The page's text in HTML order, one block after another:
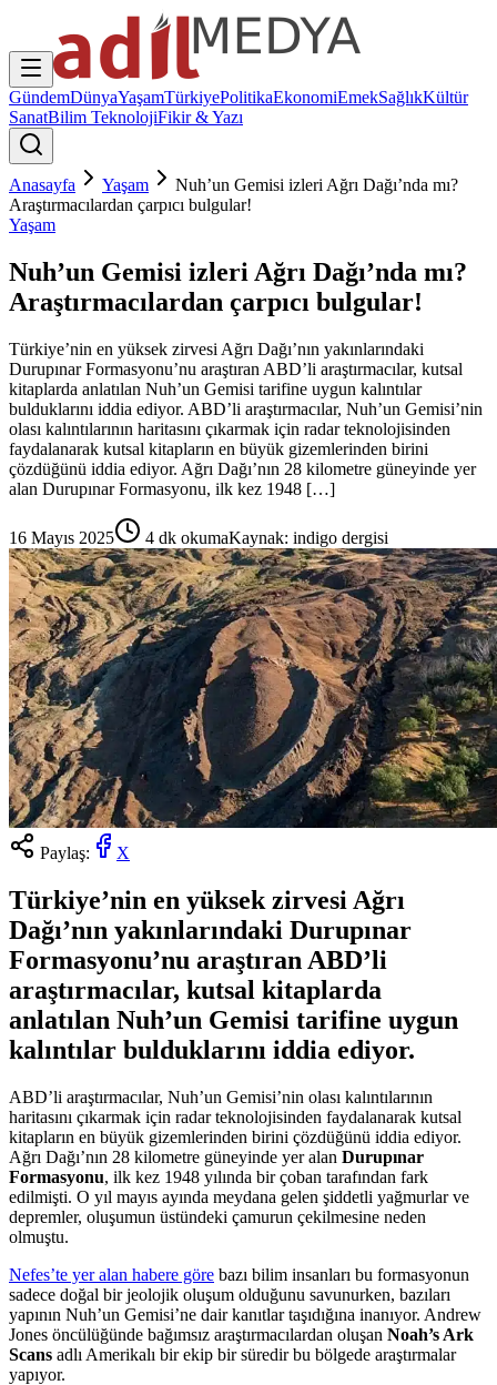
GündemDünyaYaşamTürkiyePolitikaEkonomiEmekSağlıkKültür
SanatBilim TeknolojiFikir & Yazı
Anasayfa Yaşam
Nuh’un Gemisi izleri Ağrı Dağı’nda mı?
Araştırmacılardan çarpıcı bulgular!
Yaşam
Nuh’un Gemisi izleri Ağrı Dağı’nda mı?
Araştırmacılardan çarpıcı bulgular!
Türkiye’nin en yüksek zirvesi Ağrı Dağı’nın yakınlarındaki
Durupınar Formasyonu’nu araştıran ABD’li araştırmacılar, kutsal
kitaplarda anlatılan Nuh’un Gemisi tarifine uygun kalıntılar
bulduklarını iddia ediyor. ABD’li araştırmacılar, Nuh’un Gemisi’nin
olası kalıntılarının haritasını çıkarmak için radar teknolojisinden
faydalanarak kutsal kitapların en büyük gizemlerinden birini
çözdüğünü iddia ediyor. Ağrı Dağı’nın 28 kilometre güneyinde yer
alan Durupınar Formasyonu, ilk kez 1948 […]
16 Mayıs 2025 4 dk okumaKaynak: indigo dergisi
Paylaş: X
Türkiye’nin en yüksek zirvesi Ağrı
Dağı’nın yakınlarındaki Durupınar
Formasyonu’nu araştıran ABD’li
araştırmacılar, kutsal kitaplarda
anlatılan Nuh’un Gemisi tarifine uygun
kalıntılar bulduklarını iddia ediyor.
ABD’li araştırmacılar, Nuh’un Gemisi’nin olası kalıntılarının
haritasını çıkarmak için radar teknolojisinden faydalanarak kutsal
kitapların en büyük gizemlerinden birini çözdüğünü iddia ediyor.
Ağrı Dağı’nın 28 kilometre güneyinde yer alan Durupınar
Formasyonu, ilk kez 1948 yılında bir çoban tarafından fark
edilmişti. O yıl mayıs ayında meydana gelen şiddetli yağmurlar ve
depremler, oluşumun üstündeki çamurun çekilmesine neden
olmuştu.
Nefes’te yer alan habere göre bazı bilim insanları bu formasyonun
sadece doğal bir jeolojik oluşum olduğunu savunurken, bazıları
yapının Nuh’un Gemisi’ne dair kanıtlar taşıdığına inanıyor. Andrew
Jones öncülüğünde bağımsız araştırmacılardan oluşan Noah’s Ark
Scans adlı Amerikalı bir ekip bir süredir bu bölgede araştırmalar
yapıyor.